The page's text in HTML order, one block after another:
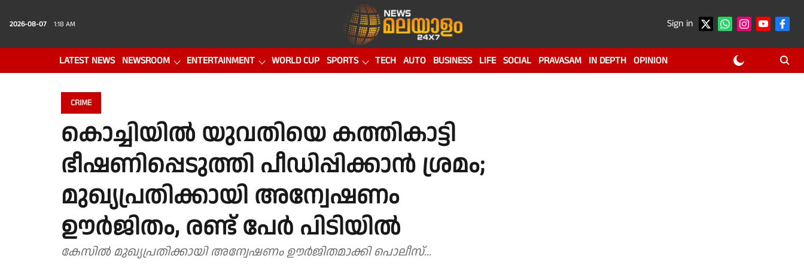
2026-08-07 1:18 AM Sign in
LATEST NEWS NEWSROOM ENTERTAINMENT WORLD CUP SPORTS TECH AUTO BUSINESS LIFE SOCIAL PRAVASAM IN DEPTH OPINION
CRIME
കൊച്ചിയിൽ യുവതിയെ കത്തികാട്ടി
ഭീഷണിപ്പെടുത്തി പീഡിപ്പിക്കാൻ ശ്രമം;
മുഖ്യപ്രതിക്കായി അന്വേഷണം
ഊർജിതം, രണ്ട് പേർ പിടിയിൽ
കേസിൽ മുഖ്യപ്രതിക്കായി അന്വേഷണം ഊർജിതമാക്കി പൊലീസ്...